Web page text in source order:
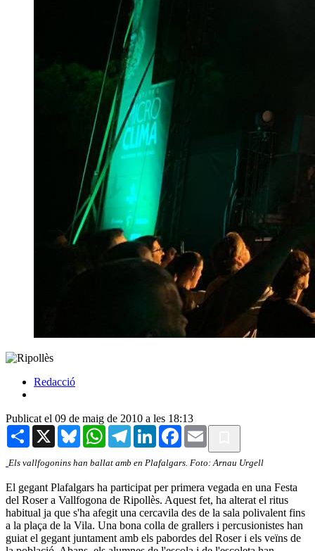
Redacció
Publicat el 09 de maig de 2010 a les 18:13
Share X BlueskyWhatsAppTelegramLinkedInFacebook
Email
Els vallfogonins han ballat amb en Plafalgars. Foto: Arnau Urgell
El gegant Plafalgars ha participat per primera vegada en una Festa
del Roser a Vallfogona de Ripollès. Aquest fet, ha alterat el ritus
habitual ja que s'ha afegit una cercavila des de la sala polivalent fins
a la plaça de la Vila. Una bona colla de grallers i percusionistes han
guiat el gegant juntament amb els pabordes del Roser i els veïns de